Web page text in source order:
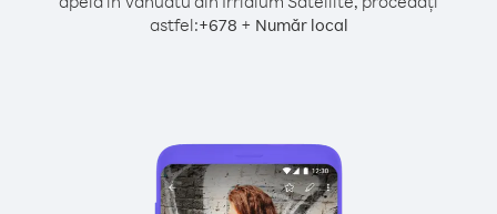
astfel:+678 + Număr local